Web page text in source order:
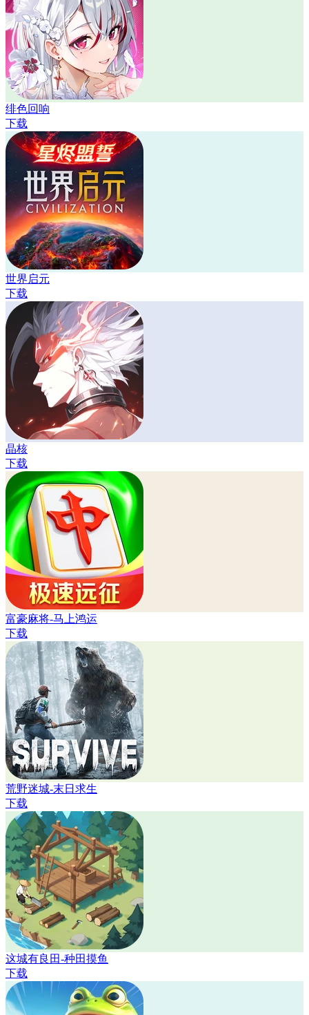
绯色回响
下载
世界启元
下载
晶核
下载
富豪麻将-马上鸿运
下载
荒野迷城-末日求生
下载
这城有良田-种田摸鱼
下载